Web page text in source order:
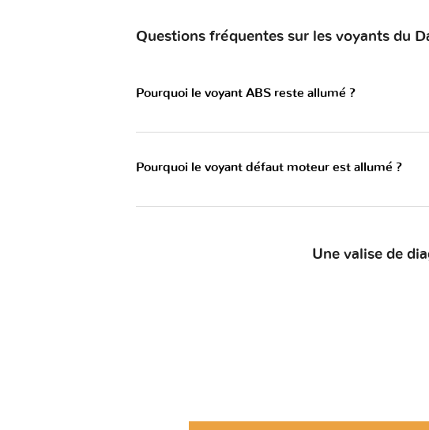
Questions fréquentes sur les voyants du
Pourquoi le voyant ABS reste allumé ?
Pourquoi le voyant défaut moteur est allumé ?
Une valise de